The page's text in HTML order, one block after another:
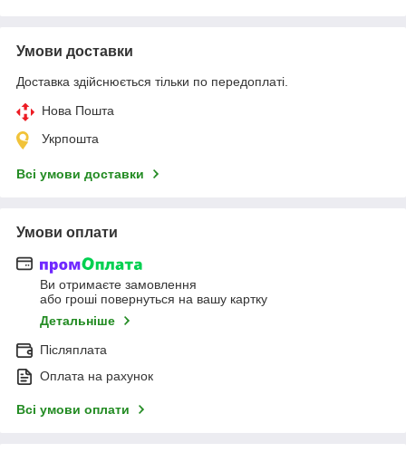
Умови доставки
Доставка здійснюється тільки по передоплаті.
Нова Пошта
Укрпошта
Всі умови доставки
Умови оплати
Ви отримаєте замовлення
або гроші повернуться на вашу картку
Детальніше
Післяплата
Оплата на рахунок
Всі умови оплати